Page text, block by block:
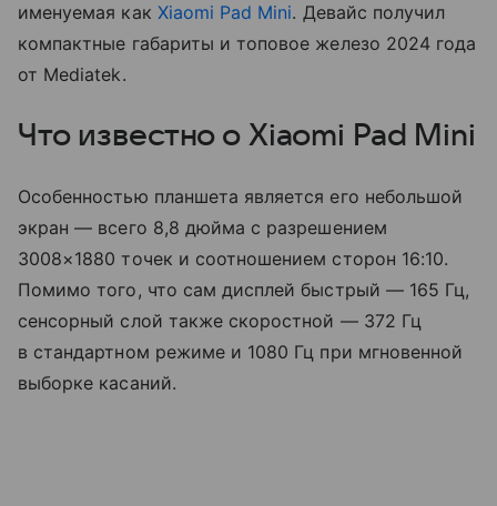
именуемая как Xiaomi Pad Mini. Девайс получил
компактные габариты и топовое железо 2024 года
от Mediatek.
Что известно о Xiaomi Pad Mini
Особенностью планшета является его небольшой
экран — всего 8,8 дюйма с разрешением
3008×1880 точек и соотношением сторон 16:10.
Помимо того, что сам дисплей быстрый — 165 Гц,
сенсорный слой также скоростной — 372 Гц
в стандартном режиме и 1080 Гц при мгновенной
выборке касаний.